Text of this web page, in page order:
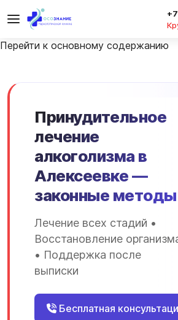
Перейти к основному содержанию
Принудительное
лечение
алкоголизма в
Алексеевке —
законные методы
Лечение всех стадий •
Восстановление
• Поддержка после
выписки
Бесплатная